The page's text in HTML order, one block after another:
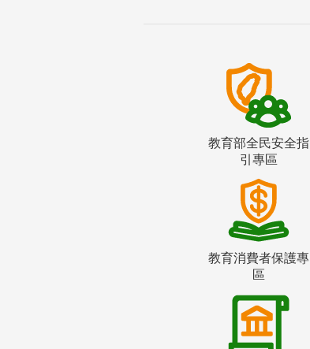
教育部全民安全指
引專區
教育消費者保護專
區